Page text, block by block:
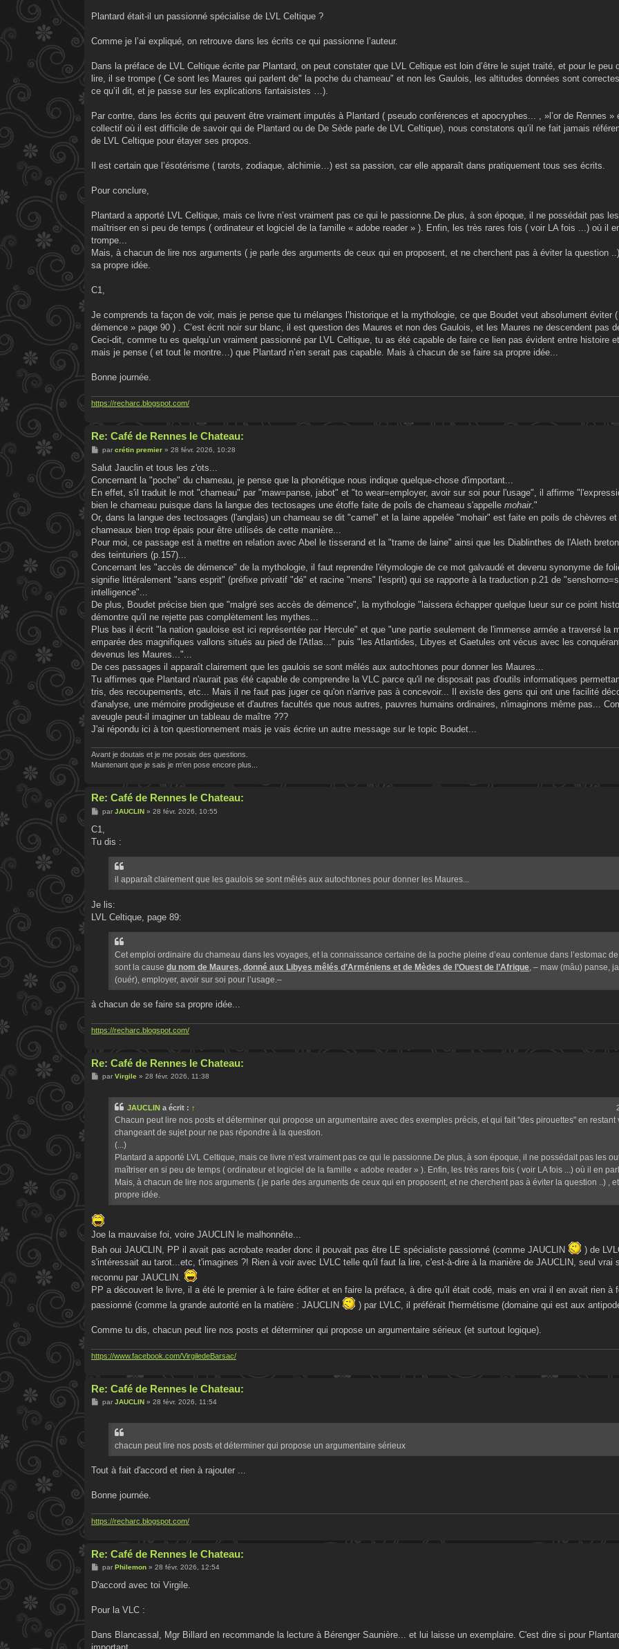
Plantard était-il un passionné spécialise de LVL Celtique ?
Comme je l’ai expliqué, on retrouve dans les écrits ce qui passionne l’auteur.
Dans la préface de LVL Celtique écrite par Plantard, on peut constater que LVL Celtique est loin d’être le sujet traité, et pour le peu
lire, il se trompe ( Ce sont les Maures qui parlent de" la poche du chameau" et non les Gaulois, les altitudes données sont
ce qu’il dit, et je passe sur les explications fantaisistes …).
Par contre, dans les écrits qui peuvent être vraiment imputés à Plantard ( pseudo conférences et apocryphes... , »l’or de Rennes »
collectif où il est difficile de savoir qui de Plantard ou de De Sède parle de LVL Celtique), nous constatons qu’il ne fait jamais
de LVL Celtique pour étayer ses propos.
Il est certain que l’ésotérisme ( tarots, zodiaque, alchimie…) est sa passion, car elle apparaît dans pratiquement tous ses écrits.
Pour conclure,
Plantard a apporté LVL Celtique, mais ce livre n’est vraiment pas ce qui le passionne.De plus, à son époque, il ne possédait pas
maîtriser en si peu de temps ( ordinateur et logiciel de la famille « adobe reader » ). Enfin, les très rares fois ( voir LA fois ...) où il
trompe...
Mais, à chacun de lire nos arguments ( je parle des arguments de ceux qui en proposent, et ne cherchent pas à éviter la question
sa propre idée.
C1,
Je comprends ta façon de voir, mais je pense que tu mélanges l’historique et la mythologie, ce que Boudet veut absolument éviter
démence » page 90 ) . C’est écrit noir sur blanc, il est question des Maures et non des Gaulois, et les Maures ne descendent pas
Ceci-dit, comme tu es quelqu’un vraiment passionné par LVL Celtique, tu as été capable de faire ce lien pas évident entre histoire
mais je pense ( et tout le montre…) que Plantard n’en serait pas capable. Mais à chacun de se faire sa propre idée...
Bonne journée.
https://recharc.blogspot.com/
Re: Café de Rennes le Chateau:
M
s
a
g
par crétin premier» 28 févr. 2026, 10:28
Salut Jauclin et tous les z'ots...
Concernant la "poche" du chameau, je pense que la phonétique nous indique quelque-chose d'important...
En effet, s'il traduit le mot "chameau" par "maw=panse, jabot" et "to wear=employer, avoir sur soi pour l'usage", il affirme
bien le chameau puisque dans la langue des tectosages une étoffe faite de poils de chameau s'appelle mohair."
Or, dans la langue des tectosages (l'anglais) un chameau se dit "camel" et la laine appelée "mohair" est faite en poils de chèvres
chameaux bien trop épais pour être utilisés de cette manière...
Pour moi, ce passage est à mettre en relation avec Abel le tisserand et la "trame de laine" ainsi que les Diablinthes de l'Aleth
des teinturiers (p.157)...
Concernant les "accès de démence" de la mythologie, il faut reprendre l'étymologie de ce mot galvaudé et devenu synonyme de
signifie littéralement "sans esprit" (préfixe privatif "dé" et racine "mens" l'esprit) qui se rapporte à la traduction p.21 de
intelligence"...
De plus, Boudet précise bien que "malgré ses accès de démence", la mythologie "laissera échapper quelque lueur sur ce point
démontre qu'il ne rejette pas complètement les mythes...
Plus bas il écrit "la nation gauloise est ici représentée par Hercule" et que "une partie seulement de l'immense armée a traversé la
emparée des magnifiques vallons situés au pied de l'Atlas..." puis "les Atlantides, Libyes et Gaetules ont vécus avec les
devenus les Maures..."...
De ces passages il apparaît clairement que les gaulois se sont mêlés aux autochtones pour donner les Maures...
Tu affirmes que Plantard n'aurait pas été capable de comprendre la VLC parce qu'il ne disposait pas d'outils informatiques
tris, des recoupements, etc... Mais il ne faut pas juger ce qu'on n'arrive pas à concevoir... Il existe des gens qui ont une facilité
d'analyse, une mémoire prodigieuse et d'autres facultés que nous autres, pauvres humains ordinaires, n'imaginons même pas...
aveugle peut-il imaginer un tableau de maître ???
J'ai répondu ici à ton questionnement mais je vais écrire un autre message sur le topic Boudet...
Avant je doutais et je me posais des questions.
Maintenant que je sais je m'en pose encore plus...
Re: Café de Rennes le Chateau:
M
s
a
par JAUCLIN» 28 févr. 2026, 10:55
C1,
Tu dis :
il apparaît clairement que les gaulois se sont mêlés aux autochtones pour donner les Maures...
Je lis:
LVL Celtique, page 89:
Cet emploi ordinaire du chameau dans les voyages, et la connaissance certaine de la poche pleine d’eau contenue dans l’estomac
sont la cause du nom de Maures, donné aux Libyes mêlés d’Arméniens et de Mèdes de l’Ouest de l’Afrique, – maw (mâu) panse,
(ouér), employer, avoir sur soi pour l’usage.–
à chacun de se faire sa propre idée...
https://recharc.blogspot.com/
Re: Café de Rennes le Chateau:
Mpar Virgile» 28 févr. 2026, 11:38
JAUCLIN a écrit : ↑
Chacun peut lire nos posts et déterminer qui propose un argumentaire avec des exemples précis, et qui fait "des pirouettes" en restant
changeant de sujet pour ne pas répondre à la question.
(...)
Plantard a apporté LVL Celtique, mais ce livre n’est vraiment pas ce qui le passionne.De plus, à son époque, il ne possédait pas les
maîtriser en si peu de temps ( ordinateur et logiciel de la famille « adobe reader » ). Enfin, les très rares fois ( voir LA fois ...) où il en
Mais, à chacun de lire nos arguments ( je parle des arguments de ceux qui en proposent, et ne cherchent pas à éviter la question ..) ,
propre idée.
Joe la mauvaise foi, voire JAUCLIN le malhonnête...
Bah oui JAUCLIN, PP il avait pas acrobate reader donc il pouvait pas être LE spécialiste passionné (comme JAUCLIN
) de
s'intéressait au tarot...etc, t'imagines ?! Rien à voir avec LVLC telle qu'il faut la lire, c'est-à-dire à la manière de JAUCLIN, seul vrai
reconnu par JAUCLIN.
PP a découvert le livre, il a été le premier à le faire éditer et en faire la préface, à dire qu'il était codé, mais en vrai il en avait rien à
passionné (comme la grande autorité en la matière : JAUCLIN
) par LVLC, il préférait l'hermétisme (domaine qui est aux
Comme tu dis, chacun peut lire nos posts et déterminer qui propose un argumentaire sérieux (et surtout logique).
https://www.facebook.com/VirgiledeBarsac/
Re: Café de Rennes le Chateau:
Mpar JAUCLIN» 28 févr. 2026, 11:54
chacun peut lire nos posts et déterminer qui propose un argumentaire sérieux
Tout à fait d'accord et rien à rajouter ...
Bonne journée.
https://recharc.blogspot.com/
Re: Café de Rennes le Chateau:
M
s
g
par Philemon» 28 févr. 2026, 12:54
D'accord avec toi Virgile.
Pour la VLC :
Dans Blancassal, Mgr Billard en recommande la lecture à Bérenger Saunière... et lui laisse un exemplaire. C'est dire si pour